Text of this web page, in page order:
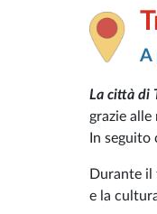
A
La città di
grazie
In
Durante il
e la